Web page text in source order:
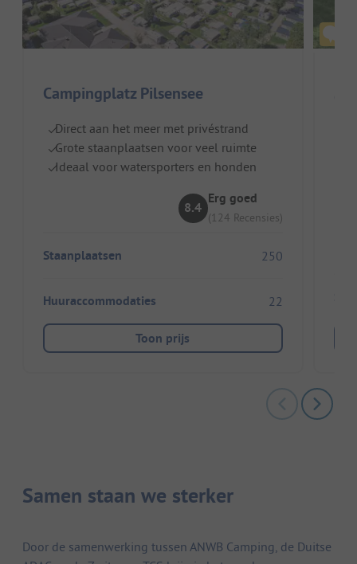
Campingplatz Pilsensee
Direct aan het meer met privéstrand
Grote staanplaatsen voor veel ruimte
Ideaal voor watersporters en honden
8.4
Erg goed
(124 Recensies)
Staanplaatsen 250
Huuraccommodaties 22
Toon prijs
Samen staan we sterker
Door de samenwerking tussen ANWB Camping, de Duitse